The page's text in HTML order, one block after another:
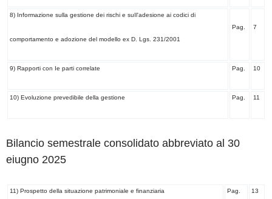
8) Informazione sulla gestione dei rischi e suIl'adesione ai codici di
comportamento e adozione del modello ex D. Lgs. 231/2001
Pag. 7
9) Rapporti con Ie parti correlate Pag. 10
10) Evoluzione prevedibile della gestione Pag. 11
Bilancio semestrale consolidato abbreviato al 30
eiugno 2025
11) Prospetto della situazione patrimoniale e finanziaria Pag. 13